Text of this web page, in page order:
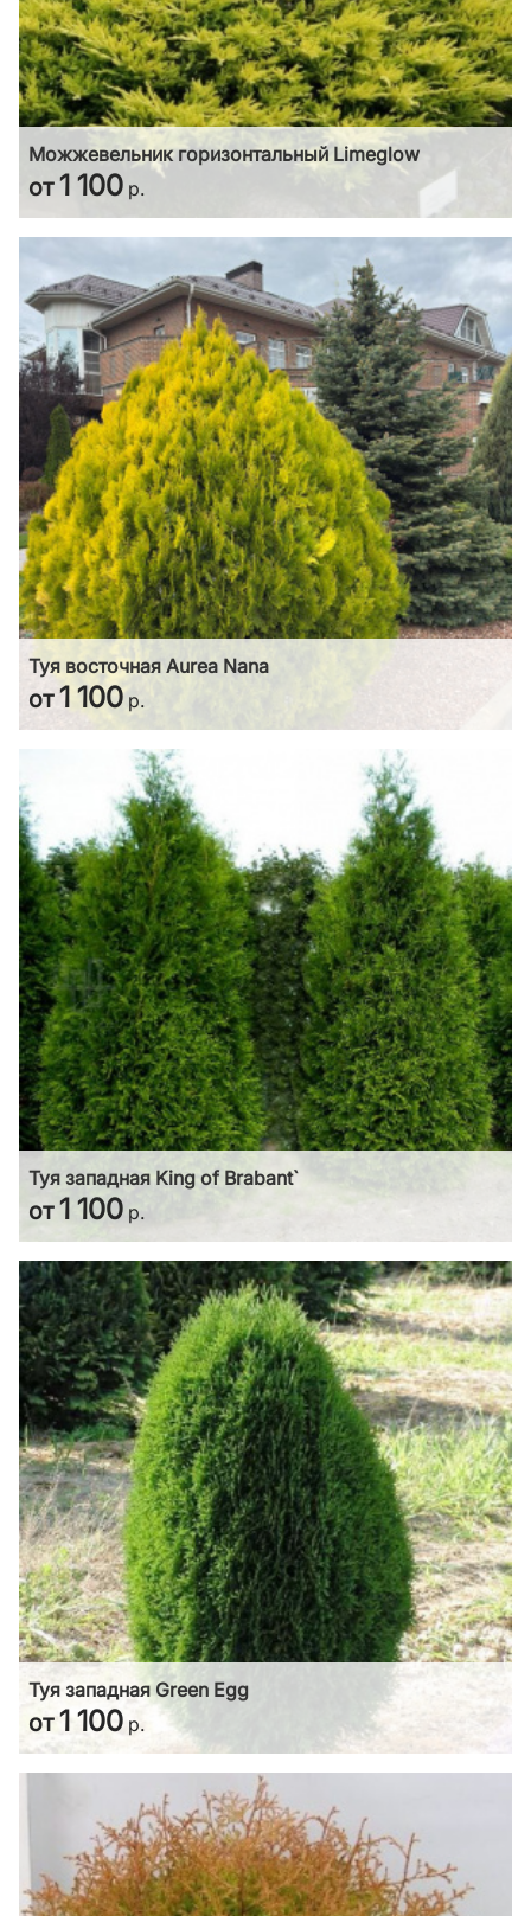
Можжевельник горизонтальный Limeglow
от1 100 р.
Туя восточная Aurea Nana
от1 100 р.
Туя западная King of Brabant`
от1 100 р.
Туя западная Green Egg
от1 100 р.